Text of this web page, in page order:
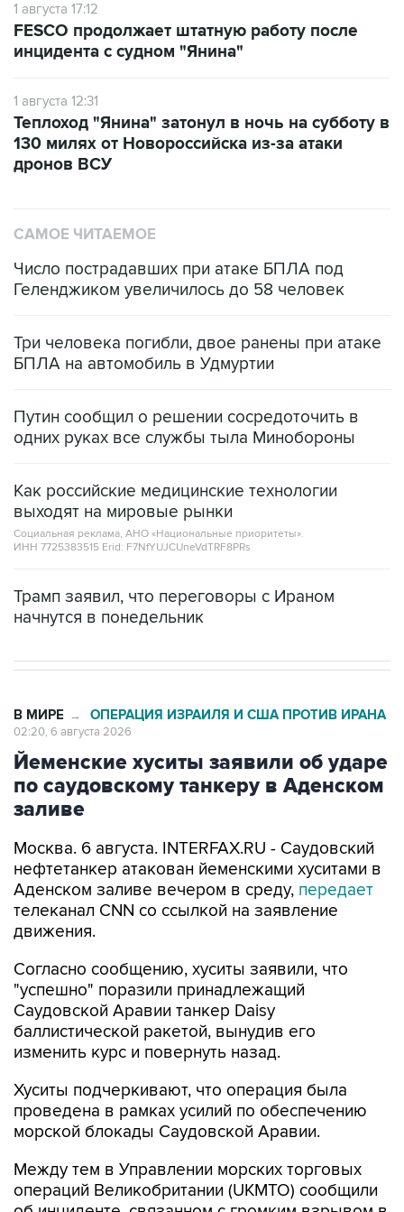
1 августа 17:12
FESCO продолжает штатную работу после
инцидента с судном "Янина"
1 августа 12:31
Теплоход "Янина" затонул в ночь на субботу в
130 милях от Новороссийска из-за атаки
дронов ВСУ
САМОЕ ЧИТАЕМОЕ
Число пострадавших при атаке БПЛА под
Геленджиком увеличилось до 58 человек
Три человека погибли, двое ранены при атаке
БПЛА на автомобиль в Удмуртии
Путин сообщил о решении сосредоточить в
одних руках все службы тыла Минобороны
Как российские медицинские технологии
выходят на мировые рынки
Социальная реклама, АНО «Национальные приоритеты».
ИНН 7725383515 Erid: F7NfYUJCUneVdTRF8PRs
Трамп заявил, что переговоры с Ираном
начнутся в понедельник
В МИРЕ → ОПЕРАЦИЯ ИЗРАИЛЯ И США ПРОТИВ ИРАНА
02:20, 6 августа 2026
Йеменские хуситы заявили об ударе
по саудовскому танкеру в Аденском
заливе
Москва. 6 августа. INTERFAX.RU - Саудовский
нефтетанкер атакован йеменскими хуситами в
Аденском заливе вечером в среду, передает
телеканал CNN со ссылкой на заявление
движения.
Согласно сообщению, хуситы заявили, что
"успешно" поразили принадлежащий
Саудовской Аравии танкер Daisy
баллистической ракетой, вынудив его
изменить курс и повернуть назад.
Хуситы подчеркивают, что операция была
проведена в рамках усилий по обеспечению
морской блокады Саудовской Аравии.
Между тем в Управлении морских торговых
операций Великобритании (UKMTO) сообщили